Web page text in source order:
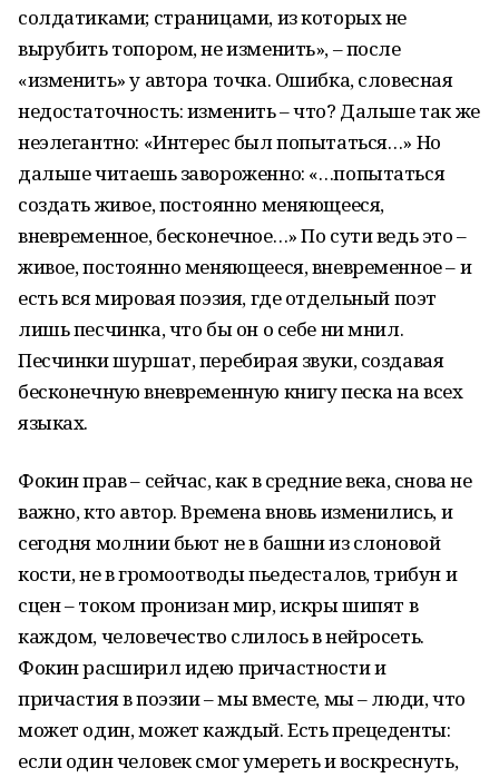
солдатиками; страницами, из которых не
вырубить топором, не изменить», – после
«изменить» у автора точка. Ошибка, словесная
недостаточность: изменить – что? Дальше так же
неэлегантно: «Интерес был попытаться…» Но
дальше читаешь завороженно: «…попытаться
создать живое, постоянно меняющееся,
вневременное, бесконечное…» По сути ведь это –
живое, постоянно меняющееся, вневременное – и
есть вся мировая поэзия, где отдельный поэт
лишь песчинка, что бы он о себе ни мнил.
Песчинки шуршат, перебирая звуки, создавая
бесконечную вневременную книгу песка на всех
языках.
Фокин прав – сейчас, как в средние века, снова не
важно, кто автор. Времена вновь изменились, и
сегодня молнии бьют не в башни из слоновой
кости, не в громоотводы пьедесталов, трибун и
сцен – током пронизан мир, искры шипят в
каждом, человечество слилось в нейросеть.
Фокин расширил идею причастности и
причастия в поэзии – мы вместе, мы – люди, что
может один, может каждый. Есть прецеденты:
если один человек смог умереть и воскреснуть,